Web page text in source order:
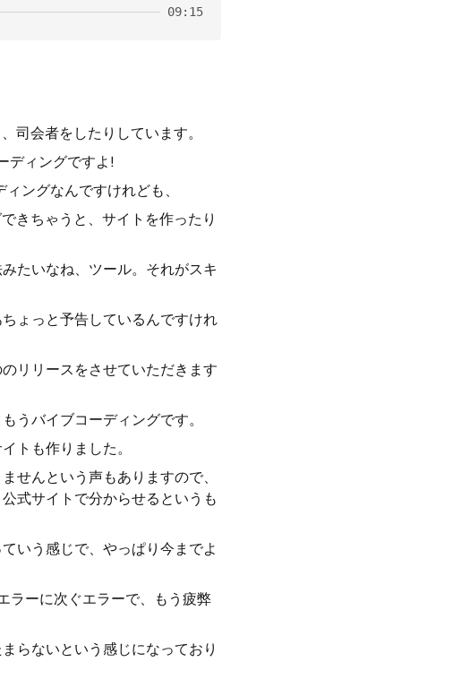
09:15
司会者をしたりしています。
ディングですよ!
ングなんですけれども、
きちゃうと、サイトを作ったり
たいなね、ツール。それがスキ
ょっと予告しているんですけれ
リリースをさせていただきます
うバイブコーディングです。
トも作りました。
せんという声もありますので、
式サイトで分からせるというも
いう感じで、やっぱり今までよ
ラーに次ぐエラーで、もう疲弊
らないという感じになっており